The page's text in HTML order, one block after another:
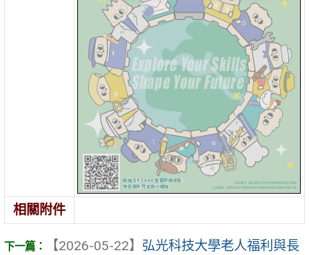
相關附件
【2026-05-22】 弘光科技大學老人福利與長